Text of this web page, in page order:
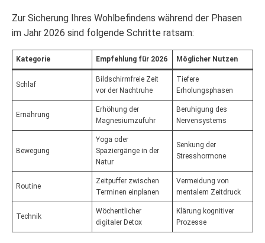
Zur Sicherung Ihres Wohlbefindens während der Phasen
im Jahr 2026 sind folgende Schritte ratsam:
Kategorie Empfehlung für 2026 Möglicher Nutzen
Schlaf
Bildschirmfreie Zeit
vor der Nachtruhe
Tiefere
Erholungsphasen
Ernährung
Erhöhung der
Magnesiumzufuhr
Beruhigung des
Nervensystems
Bewegung
Yoga oder
Spaziergänge in der
Natur
Senkung der
Stresshormone
Routine
Zeitpuffer zwischen
Terminen einplanen
Vermeidung von
mentalem Zeitdruck
Technik
Wöchentlicher
digitaler Detox
Klärung kognitiver
Prozesse